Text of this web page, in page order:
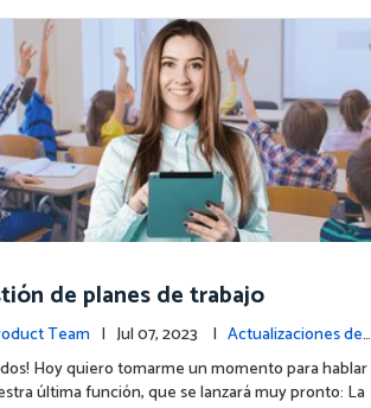
de planes de trabajo
Team | Jul 07, 2023 | Actualizaciones de l
Hoy quiero tomarme un momento para hablar
última función, que se lanzará muy pronto: La